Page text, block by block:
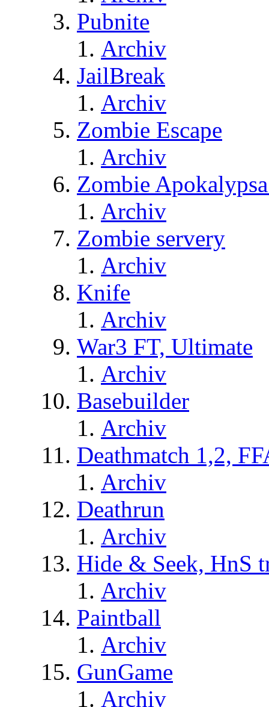
Pubnite
Archiv
JailBreak
Archiv
Zombie Escape
Archiv
Zombie
Archiv
Zombie servery
Archiv
Knife
Archiv
War3 FT, Ultimate
Archiv
Basebuilder
Archiv
Deathmatch 1,2,
Archiv
Deathrun
Archiv
Hide & Seek, HnS
Archiv
Paintball
Archiv
GunGame
Archiv